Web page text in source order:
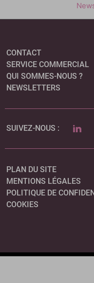
CONTACT
SERVICE COMMERCIAL
QUI SOMMES-NOUS ?
NEWSLETTERS
SUIVEZ-NOUS :
PLAN DU SITE
MENTIONS LÉGALES
POLITIQUE DE
COOKIES